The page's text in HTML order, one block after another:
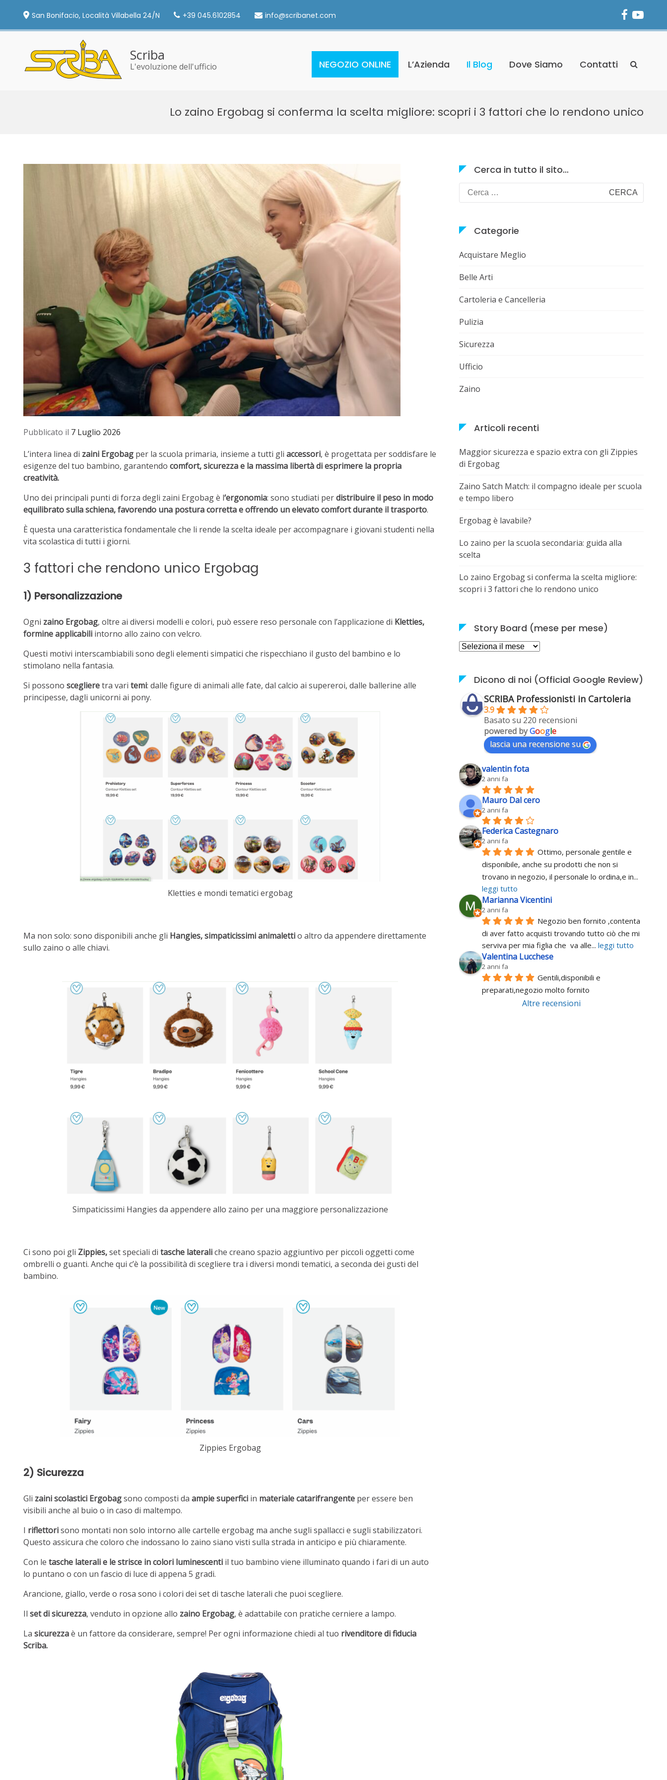
San Bonifacio, Località Villabella 24/N +39 045.6102854 info@scribanet.com
Scriba
L'evoluzione dell'ufficio NEGOZIO ONLINE L’Azienda Il Blog Dove Siamo Contatti
Show
Lo zaino Ergobag si conferma la scelta migliore: scopri i 3 fattori che lo rendono unico
Pubblicato il 7 Luglio 2026
L’intera linea di zaini Ergobag per la scuola primaria, insieme a tutti gli accessori, è progettata per soddisfare le
esigenze del tuo bambino, garantendo comfort, sicurezza e la massima libertà di esprimere la propria
creatività.
Uno dei principali punti di forza degli zaini Ergobag è l‘ergonomia: sono studiati perdistribuire il peso in modo
equilibrato sulla schiena, favorendo una postura corretta e offrendo un elevato comfort durante il trasporto.
È questa una caratteristica fondamentale che li rende la scelta ideale per accompagnare i giovani studenti nella
vita scolastica di tutti i giorni.
3 fattori che rendono unico Ergobag
1) Personalizzazione
Ogni zaino Ergobag, oltre ai diversi modelli e colori, può essere reso personale con l’applicazione di Kletties,
formine applicabili intorno allo zaino con velcro.
Questi motivi interscambiabili sono degli elementi simpatici che rispecchiano il gusto del bambino e lo
stimolano nella fantasia.
Si possono sceglieretra vari temi: dalle figure di animali alle fate, dal calcio ai supereroi, dalle ballerine alle
principesse, dagli unicorni ai pony.
Kletties e mondi tematici ergobag
Ma non solo: sono disponibili anche gli Hangies, simpaticissimi animalettio altro da appendere direttamente
sullo zaino o alle chiavi.
Simpaticissimi Hangies da appendere allo zaino per una maggiore personalizzazione
Ci sono poi gli Zippies,set speciali di tasche lateraliche creano spazio aggiuntivo per piccoli oggetti come
ombrelli o guanti. Anche qui c’è la possibilità di scegliere tra i diversi mondi tematici, a seconda dei gusti del
bambino.
Zippies Ergobag
2) Sicurezza
Gli zaini scolastici Ergobagsono composti da ampie superfici in materiale catarifrangente per essere ben
visibili anche al buio o in caso di maltempo.
I riflettorisono montati non solo intorno alle cartelle ergobag ma anche sugli spallacci e sugli stabilizzatori.
Questo assicura che coloro che indossano lo zaino siano visti sulla strada in anticipo e più chiaramente.
Con le tasche laterali e le strisce in colori luminescenti il tuo bambino viene illuminato quando i fari di un auto
lo puntano o con un fascio di luce di appena 5 gradi.
Arancione, giallo, verde o rosa sono i colori dei set di tasche laterali che puoi scegliere.
Il set di sicurezza, venduto in opzione allo zaino Ergobag, è adattabile con pratiche cerniere a lampo.
La sicurezzaè un fattore da considerare, sempre! Per ogni informazione chiedi al tuo rivenditore di fiducia
Scriba.
Cerca in tutto il sito…
Ricerca
per:
Categorie
Acquistare Meglio
Belle Arti
Cartoleria e Cancelleria
Pulizia
Sicurezza
Ufficio
Zaino
Articoli recenti
Maggior sicurezza e spazio extra con gli Zippies
di Ergobag
Zaino Satch Match: il compagno ideale per scuola
e tempo libero
Ergobag è lavabile?
Lo zaino per la scuola secondaria: guida alla
scelta
Lo zaino Ergobag si conferma la scelta migliore:
scopri i 3 fattori che lo rendono unico
Story Board (mese per mese)
Story
per
mese)Dicono di noi (Official Google Review)
SCRIBA Professionisti in Cartoleria
3.9
Basato su 220 recensioni
powered byGoogle
lascia una recensione su
valentin fota
2 anni fa
Mauro Dal cero
2 anni fa
Federica Castegnaro
2 anni fa
Ottimo, personale gentile e
disponibile, anche su prodotti che non si
trovano in negozio, il personale lo ordina,e in
leggi tutto
Marianna Vicentini
2 anni fa
Negozio ben fornito ,contenta
di aver fatto acquisti trovando tutto ciò che mi
serviva per mia figlia che  va alle... leggi tutto
Valentina Lucchese
2 anni fa
Gentili,disponibili e
preparati,negozio molto fornito
Altre recensioni